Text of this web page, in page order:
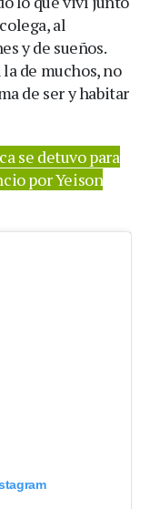
al
y de sueños.
de muchos, no
de ser y habitar
se detuvo para
por Yeison